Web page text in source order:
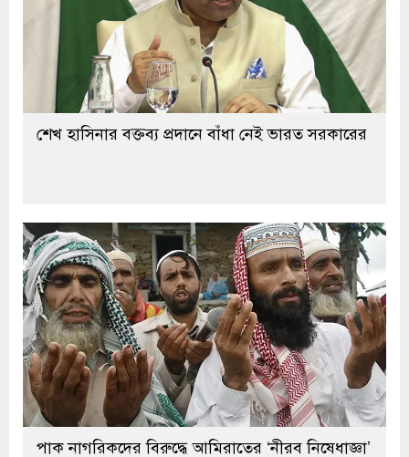
শেখ হাসিনার বক্তব্য প্রদানে বাঁধা নেই ভারত সরকারের
পাক নাগরিকদের বিরুদ্ধে আমিরাতের ‘নীরব নিষেধাজ্ঞা’